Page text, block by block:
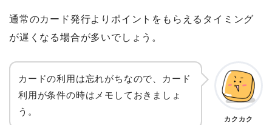
通常のカード発行よりポイントをもらえるタイミング
が遅くなる場合が多いでしょう。
カードの利用は忘れがちなので、カード
利用が条件の時はメモしておきましょ
う。
カクカク